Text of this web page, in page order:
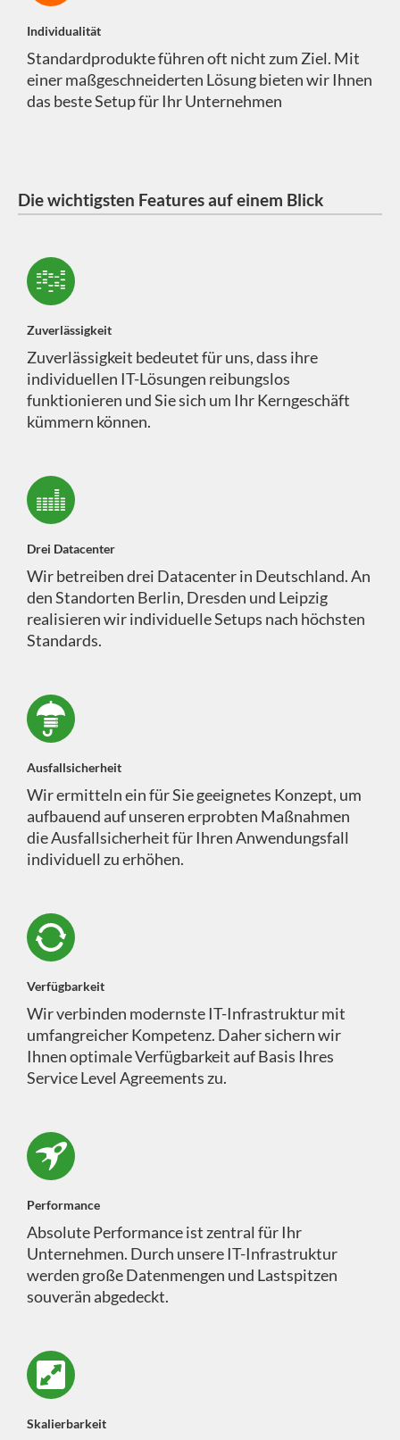
Individualität
Standardprodukte führen oft nicht zum Ziel. Mit
einer maßgeschneiderten Lösung bieten wir Ihnen
das beste Setup für Ihr Unternehmen
Die wichtigsten Features auf einem Blick
Zuverlässigkeit
Zuverlässigkeit bedeutet für uns, dass ihre
individuellen IT-Lösungen reibungslos
funktionieren und Sie sich um Ihr Kerngeschäft
kümmern können.
Drei Datacenter
Wir betreiben drei Datacenter in Deutschland. An
den Standorten Berlin, Dresden und Leipzig
realisieren wir individuelle Setups nach höchsten
Standards.
Ausfallsicherheit
Wir ermitteln ein für Sie geeignetes Konzept, um
aufbauend auf unseren erprobten Maßnahmen
die Ausfallsicherheit für Ihren Anwendungsfall
individuell zu erhöhen.
Verfügbarkeit
Wir verbinden modernste IT-Infrastruktur mit
umfangreicher Kompetenz. Daher sichern wir
Ihnen optimale Verfügbarkeit auf Basis Ihres
Service Level Agreements zu.
Performance
Absolute Performance ist zentral für Ihr
Unternehmen. Durch unsere IT-Infrastruktur
werden große Datenmengen und Lastspitzen
souverän abgedeckt.
Skalierbarkeit